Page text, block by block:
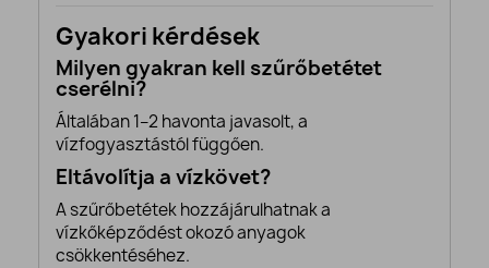
Gyakori kérdések
Milyen gyakran kell szűrőbetétet
cserélni?
Általában 1–2 havonta javasolt, a
vízfogyasztástól függően.
Eltávolítja a vízkövet?
A szűrőbetétek hozzájárulhatnak a
vízkőképződést okozó anyagok
csökkentéséhez.